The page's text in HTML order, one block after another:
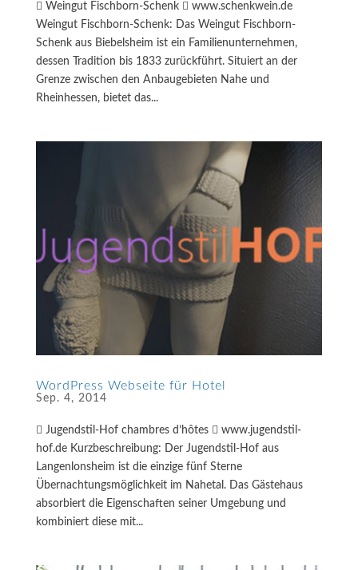
 Weingut Fischborn-Schenk  www.schenkwein.de
Weingut Fischborn-Schenk: Das Weingut Fischborn-
Schenk aus Biebelsheim ist ein Familienunternehmen,
dessen Tradition bis 1833 zurückführt. Situiert an der
Grenze zwischen den Anbaugebieten Nahe und
Rheinhessen, bietet das...
WordPress Webseite für Hotel
Sep. 4, 2014
 Jugendstil-Hof chambres d’hôtes  www.jugendstil-
hof.de Kurzbeschreibung: Der Jugendstil-Hof aus
Langenlonsheim ist die einzige fünf Sterne
Übernachtungsmöglichkeit im Nahetal. Das Gästehaus
absorbiert die Eigenschaften seiner Umgebung und
kombiniert diese mit...